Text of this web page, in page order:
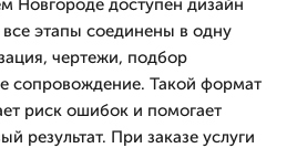
Новгороде доступен дизайн
этапы соединены в одну
чертежи, подбор
сопровождение. Такой формат
риск ошибок и помогает
результат. При заказе услуги